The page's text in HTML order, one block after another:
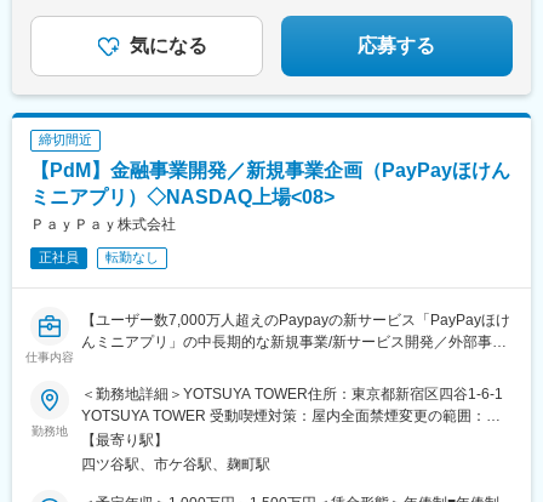
駅、大宮駅(埼玉県)、朝霞駅、朝霞台駅、東浦和駅、東川口駅、東
大宮駅、南浦和駅、南越谷駅、武蔵浦和駅、北浦和駅、北戸田
(千葉県)、新松戸駅、幕張本郷駅、南柏駅、新津田沼駅、行徳駅、
我孫子駅、南行徳駅、妙典駅、馬橋駅、新八柱駅、千葉みなと
駅、北小金駅、下総中山駅、南船橋駅、八千代台駅、新検見川
駅、北松戸駅、西千葉駅、東船橋駅、京成八幡駅、みなとみらい
駅、横浜駅、海老名駅(相模線)、茅ケ崎駅、関内駅、菊名駅、橋本
駅、新杉田駅、神奈川新町駅、青葉台駅、川崎駅、相模大野駅、
日吉駅(神奈川県)、武蔵小杉駅、平塚駅、本厚木駅、戸塚駅、北新
地駅、心斎橋駅、谷町四丁目駅、なんば駅(地下鉄)、鶴橋駅、玉造
駅、本町駅、千里中央駅(北大阪急行)、野田駅(大阪環状線)、京橋
駅(大阪府)、堺東駅、中百舌鳥駅、江坂駅、南森町駅、弁天町駅、
樟葉駅、西中島南方駅、西九条駅、大正駅(大阪府)、上新庄駅、堺
駅、寝屋川市駅、枚方市駅、茨木市駅、高槻市駅、鴻池新田駅、
齢を考慮し、ご相談の上で決定します。
★完全週休2日制＆残業月平均8h以下
気になる 応募する
締切間近
【PdM】金融事業開発／新規事業企画（PayPayほけん
ミニアプリ）◇NASDAQ上場<08>
ＰａｙＰａｙ株式会社
正社員 転勤なし
仕事内容
【ユーザー数7,000万人超えのPaypayの新サービス「PayPayほけ
んミニアプリ」の中長期的な新規事業/新サービス開発／外部事業
◇本ポジションの魅力◇
◎チャレンジと失敗を推奨する会社風土の中で、様々な0→1の事
業開発を経験できる
◎7200万人を超えるユーザーに対してサービスを届けることがで
き、自身の仕事で世の中にインパクトを与えられる
勤務地
＜勤務地詳細＞YOTSUYA TOWER住所：東京都新宿区四谷1-6-1
YOTSUYA TOWER 受動喫煙対策：屋内全面禁煙変更の範囲：会
社の定める事業所（リモートワーク含む）
【最寄り駅】
四ツ谷駅、市ケ谷駅、麹町駅